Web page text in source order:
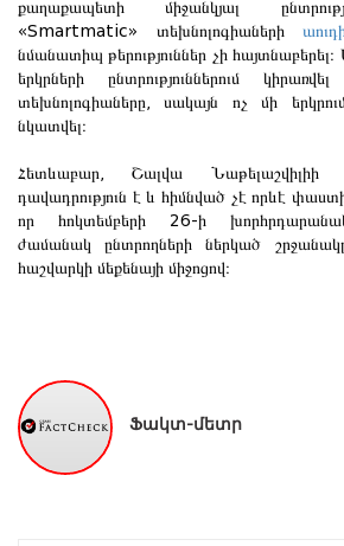
քաղաքապետի միջանկյալ
«Smartmatic» տեխնոլոգիաների
նմանատիպ թերություններ չի
երկրների ընտրություններում
տեխնոլոգիաները, սակայն ոչ մի
նկատվել։
Հետևաբար, Շալվա Նաթելաշվիլիի
դավադրություն է և հիմնված չէ որևէ
որ հոկտեմբերի 26-ի
ժամանակ ընտրողների ներկած
հաշվարկի մեքենայի միջոցով։
Ֆակտ-մետր